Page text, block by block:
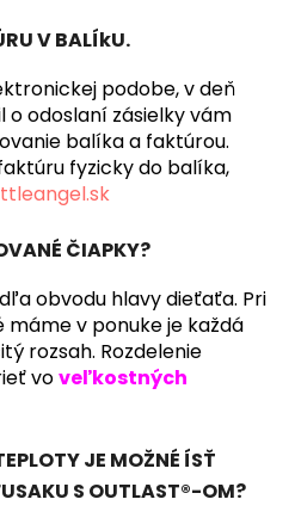
V BALÍkU.
podobe, v deň
o odoslaní zásielky vám
balíka a faktúrou.
fyzicky do balíka,
ČIAPKY?
obvodu hlavy dieťaťa. Pri
v ponuke je každá
rozsah. Rozdelenie
voveľkostných
JE MOŽNÉ ÍSŤ
S OUTLAST®-OM?